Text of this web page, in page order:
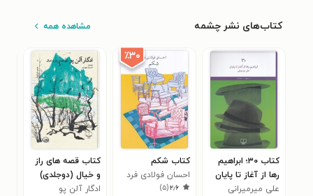
کتاب‌های نشر چشمه مشاهده همه
کتاب ۳۰؛ ابراهیم
رها از آغاز تا پایان
علی میرمیرانی
٪۳۰
کتاب شکم
احسان فولادی فرد
۲٫۶(۵)
کتاب قصه های راز
و خیال (دوجلدی)
ادگار آلن پو